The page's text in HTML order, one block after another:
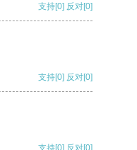
支持[0] 反对[0]
支持[0] 反对[0]
支持[0] 反对[0]